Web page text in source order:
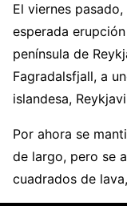
El viernes
esperada
península de
Fagradalsfjall, a
islandesa,
Por ahora se
de largo, pero se
cuadrados de